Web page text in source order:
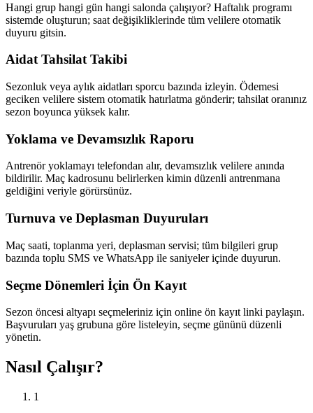
Hangi grup hangi gün hangi salonda çalışıyor? Haftalık programı
sistemde oluşturun; saat değişikliklerinde tüm velilere otomatik
duyuru gitsin.
Aidat Tahsilat Takibi
Sezonluk veya aylık aidatları sporcu bazında izleyin. Ödemesi
geciken velilere sistem otomatik hatırlatma gönderir; tahsilat oranınız
sezon boyunca yüksek kalır.
Yoklama ve Devamsızlık Raporu
Antrenör yoklamayı telefondan alır, devamsızlık velilere anında
bildirilir. Maç kadrosunu belirlerken kimin düzenli antrenmana
geldiğini veriyle görürsünüz.
Turnuva ve Deplasman Duyuruları
Maç saati, toplanma yeri, deplasman servisi; tüm bilgileri grup
bazında toplu SMS ve WhatsApp ile saniyeler içinde duyurun.
Seçme Dönemleri İçin Ön Kayıt
Sezon öncesi altyapı seçmeleriniz için online ön kayıt linki paylaşın.
Başvuruları yaş grubuna göre listeleyin, seçme gününü düzenli
yönetin.
Nasıl Çalışır?
1